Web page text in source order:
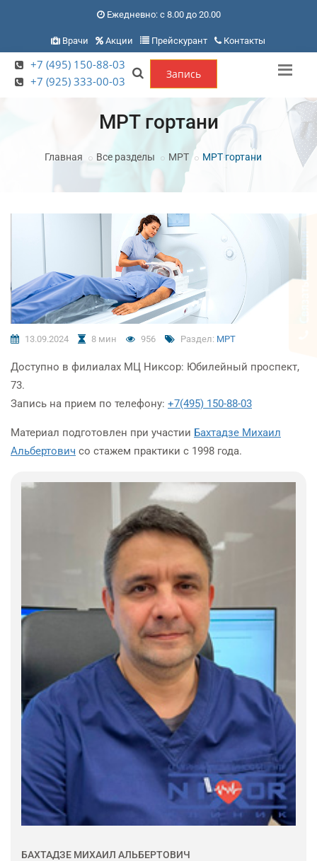
Ежедневно: с 8.00 до 20.00
Врачи Акции Прейскурант Контакты
+7 (495) 150-88-03
+7 (925) 333-00-03
Запись
МРТ гортани
Главная Все разделы МРТ МРТ гортани
13.09.2024 8 мин 956 Раздел: МРТ
Доступно в филиалах МЦ Никсор: Юбилейный проспект,
73.
Запись на прием по телефону: +7(495) 150-88-03
Материал подготовлен при участии Бахтадзе Михаил
Альбертович со стажем практики с 1998 года.
БАХТАДЗЕ МИХАИЛ АЛЬБЕРТОВИЧ